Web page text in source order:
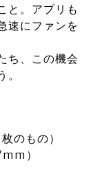
と。アプリも
速にファンを
ち、この機会
のもの）
）